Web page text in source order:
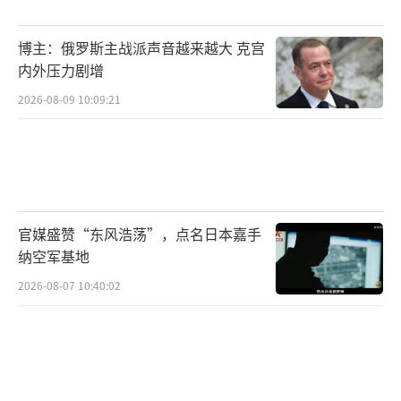
博主：俄罗斯主战派声音越来越大 克宫
内外压力剧增
2026-08-09 10:09:21
官媒盛赞“东风浩荡”，点名日本嘉手
纳空军基地
2026-08-07 10:40:02